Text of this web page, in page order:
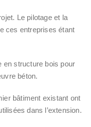
Le pilotage et la
ces entreprises étant
en structure bois pour
béton.
bâtiment existant ont
dans l’extension.